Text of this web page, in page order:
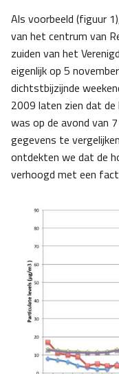
Als voorbeeld (figuur
van het centrum van
zuiden van het
eigenlijk op 5
dichtstbijzijnde
2009 laten zien dat
was op de avond van
gegevens te
ontdekten we dat de
verhoogd met een